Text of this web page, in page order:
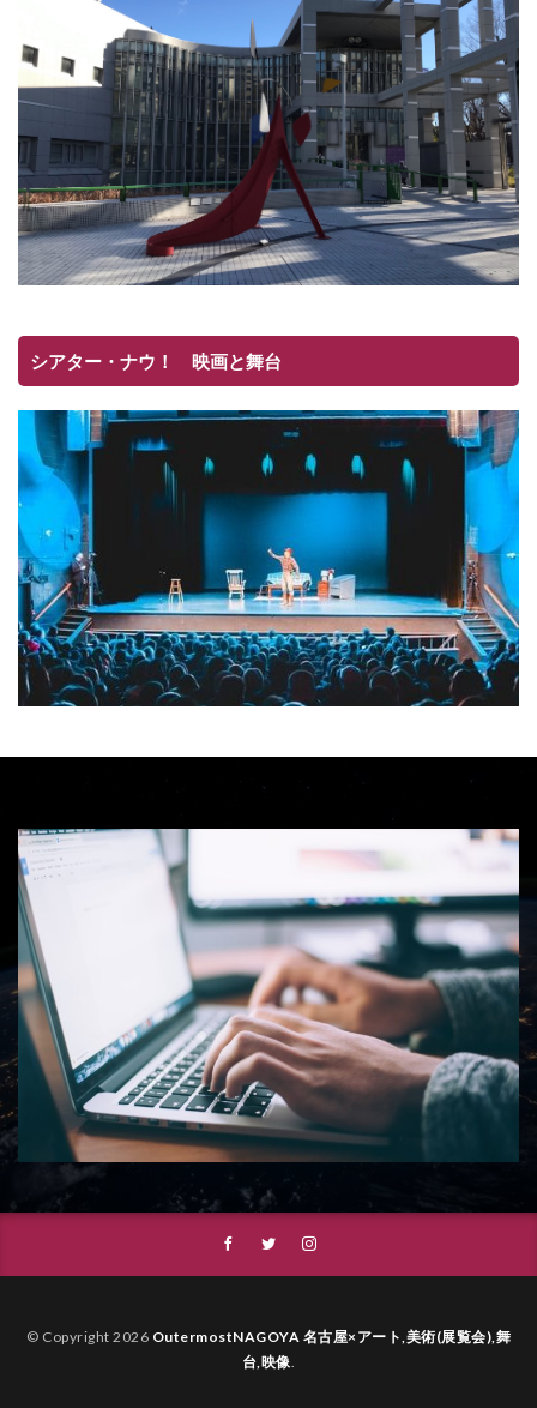
シアター・ナウ！ 映画と舞台
© Copyright 2026 OutermostNAGOYA 名古屋×アート,美術(展覧会),舞
台,映像.